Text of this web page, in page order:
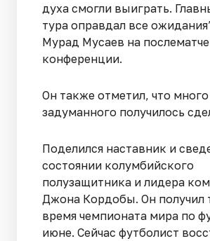
духа смогли выиграть.
тура оправдал все
Мурад Мусаев на
конференции.
Он также отметил, что много
задуманного получилось
Поделился наставник и
состоянии колумбийского
полузащитника и лидера
Джона Кордобы. Он получил
время чемпионата мира по
июне. Сейчас футболист